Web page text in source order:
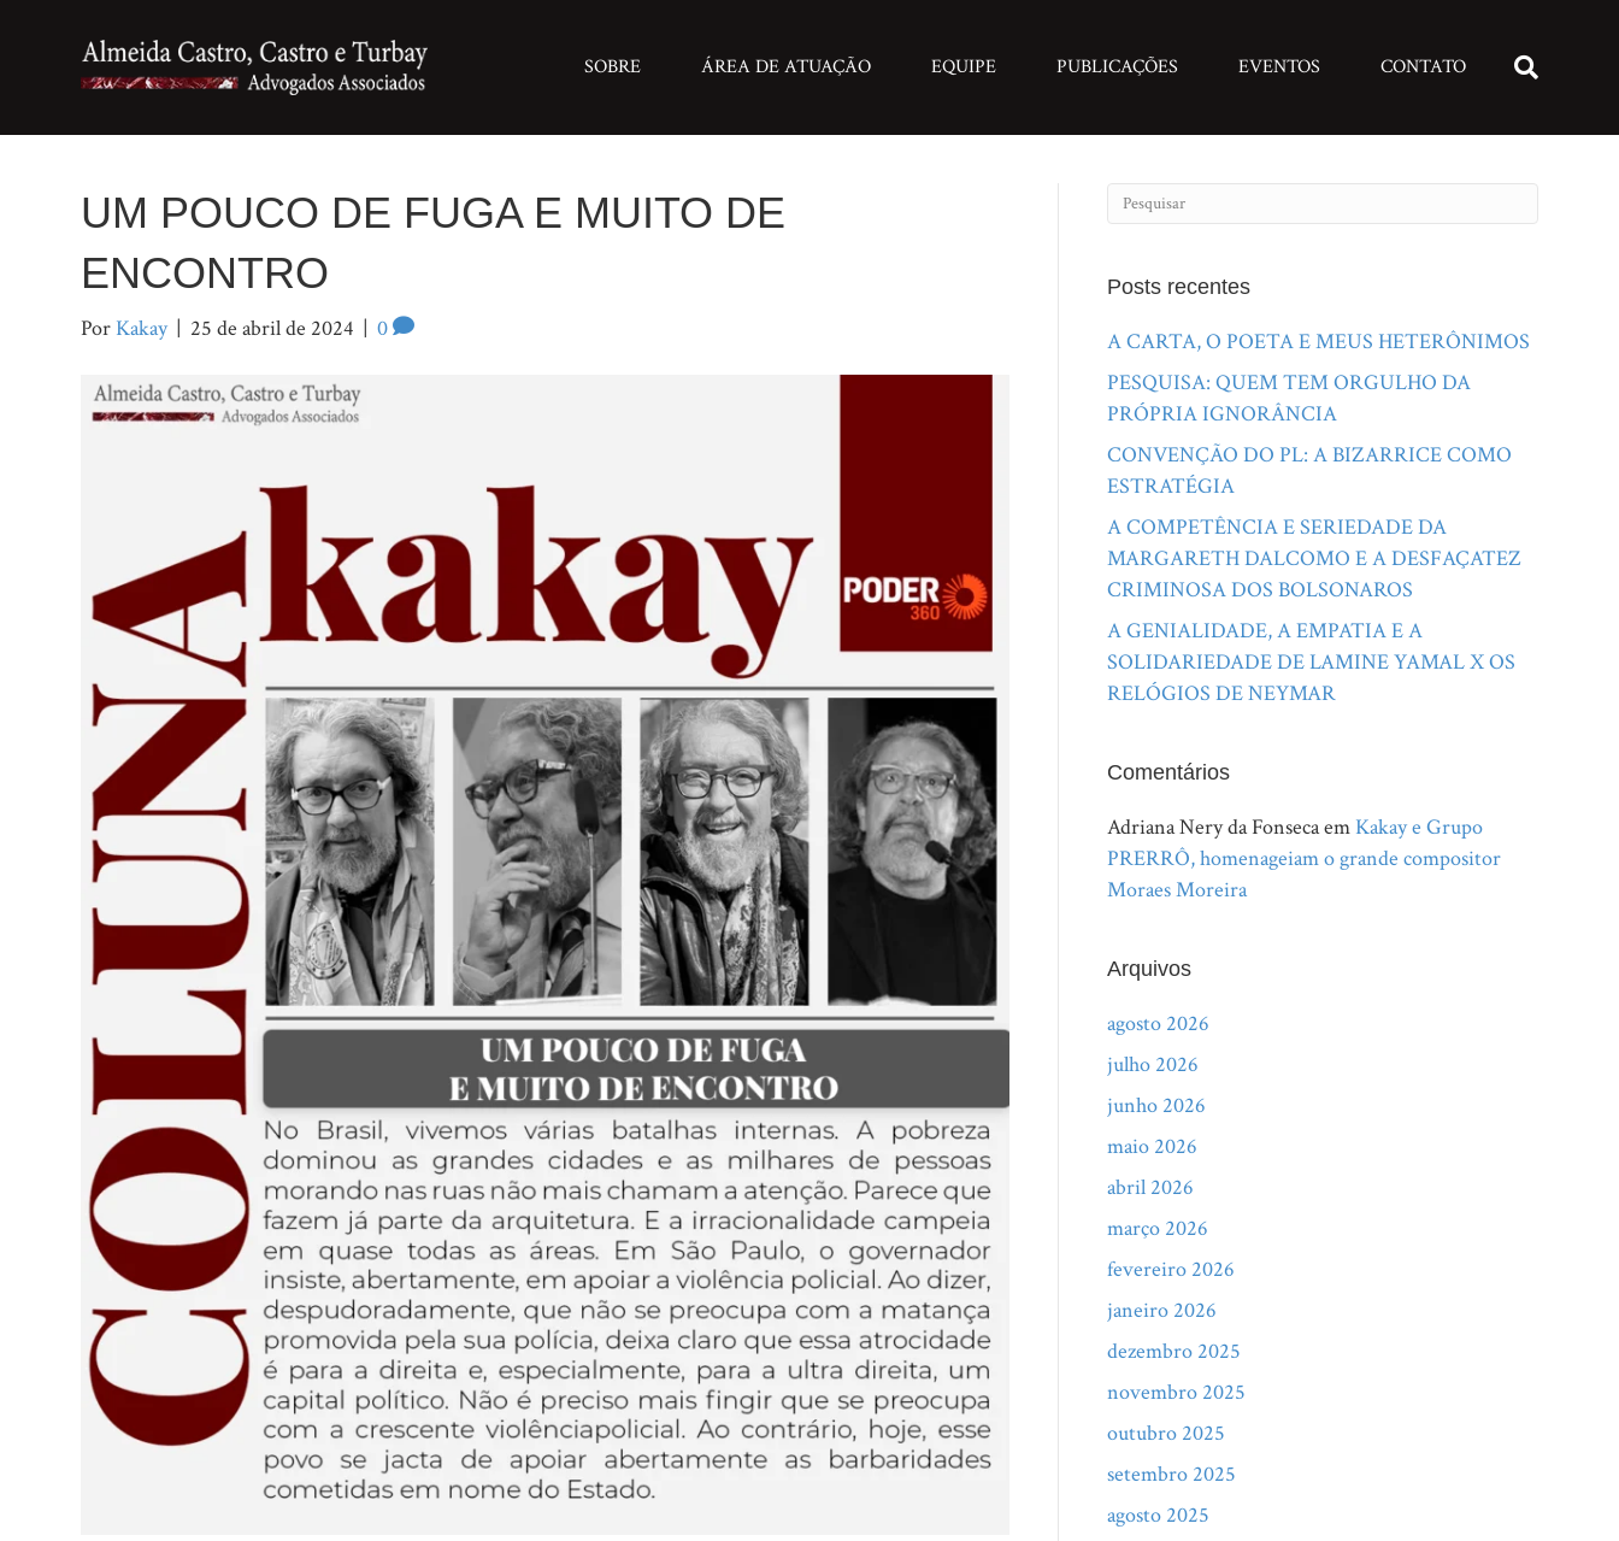
SOBRE ÁREA DE ATUAÇÃO EQUIPE PUBLICAÇÕES EVENTOS CONTATO
UM POUCO DE FUGA E MUITO DE
ENCONTRO
PorKakay | 25 de abril de 2024 | 0
Posts recentes
A CARTA, O POETA E MEUS HETERÔNIMOS
PESQUISA: QUEM TEM ORGULHO DA
PRÓPRIA IGNORÂNCIA
CONVENÇÃO DO PL: A BIZARRICE COMO
ESTRATÉGIA
A COMPETÊNCIA E SERIEDADE DA
MARGARETH DALCOMO E A DESFAÇATEZ
CRIMINOSA DOS BOLSONAROS
A GENIALIDADE, A EMPATIA E A
SOLIDARIEDADE DE LAMINE YAMAL X OS
RELÓGIOS DE NEYMAR
Comentários
Adriana Nery da FonsecaemKakay e Grupo
PRERRÔ, homenageiam o grande compositor
Moraes Moreira
Arquivos
agosto 2026
julho 2026
junho 2026
maio 2026
abril 2026
março 2026
fevereiro 2026
janeiro 2026
dezembro 2025
novembro 2025
outubro 2025
setembro 2025
agosto 2025